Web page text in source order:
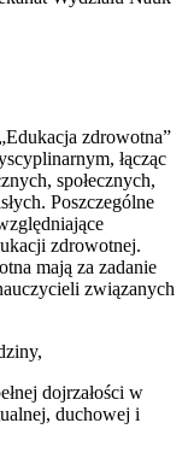
„Edukacja zdrowotna”
łącząc
społecznych,
Poszczególne
zdrowotnej.
mają za zadanie
związanych
dojrzałości w
duchowej i